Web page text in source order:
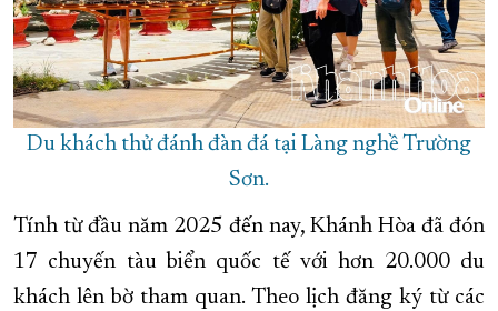
Du khách thử đánh đàn đá tại Làng nghề Trường
Sơn.
Tính từ đầu năm 2025 đến nay, Khánh Hòa đã đón
17 chuyến tàu biển quốc tế với hơn 20.000 du
khách lên bờ tham quan. Theo lịch đăng ký từ các